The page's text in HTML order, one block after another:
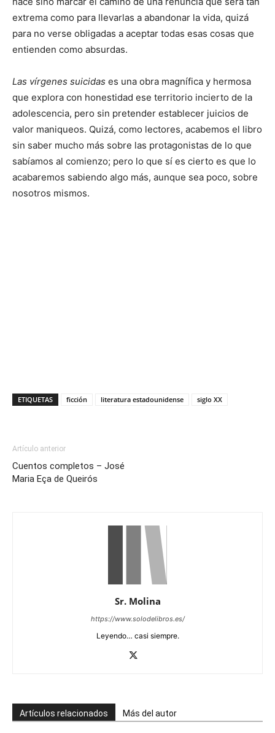
extrema como para llevarlas a abandonar la vida, quizá
para no verse obligadas a aceptar todas esas cosas que
entienden como absurdas.
Las vírgenes suicidas es una obra magnífica y hermosa
que explora con honestidad ese territorio incierto de la
adolescencia, pero sin pretender establecer juicios de
valor maniqueos. Quizá, como lectores, acabemos el libro
sin saber mucho más sobre las protagonistas de lo que
sabíamos al comienzo; pero lo que sí es cierto es que lo
acabaremos sabiendo algo más, aunque sea poco, sobre
nosotros mismos.
ETIQUETAS ficción literatura estadounidense siglo XX
Artículo anterior
Cuentos completos – José
Maria Eça de Queirós
Sr. Molina
https://www.solodelibros.es/
Leyendo… casi siempre.
Artículos relacionados Más del autor